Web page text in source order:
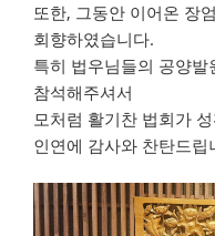
또한, 그동안 이어온 장
회향하였습니다.
특히 법우님들의 공양
참석해주셔서
모처럼 활기찬 법회가
인연에 감사와 찬탄드립